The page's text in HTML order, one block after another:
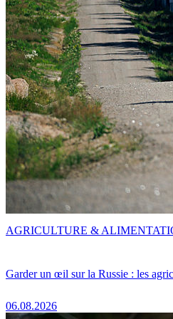
Garder un œil sur la Russie : les
06.08.2026
AGRICULTURE &